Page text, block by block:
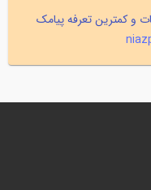
و کمترین تعرفه پیامک